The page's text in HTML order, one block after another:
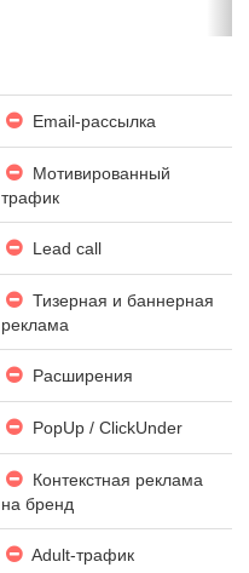
Email-рассылка
Мотивированный
трафик
Lead call
Тизерная и баннерная
реклама
Расширения
PopUp / ClickUnder
Контекстная реклама
на бренд
Adult-трафик